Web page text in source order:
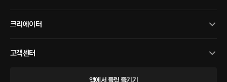
크리에이터
고객센터
앱에서 플링 즐기기